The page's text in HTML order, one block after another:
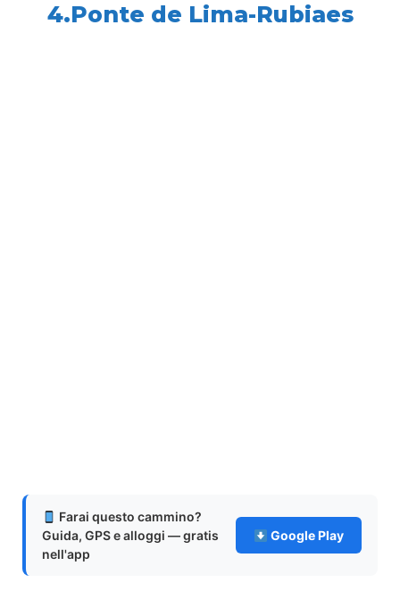
4.Ponte de Lima-Rubiaes
Farai questo cammino?
Guida, GPS e alloggi — gratis
nell'app
Google Play